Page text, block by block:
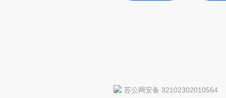
苏公网安备 32102302010564